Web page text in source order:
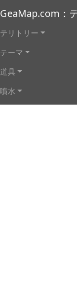
GeaMap.com：
メインナビゲ
テリトリー
テーマ
道具
噴水